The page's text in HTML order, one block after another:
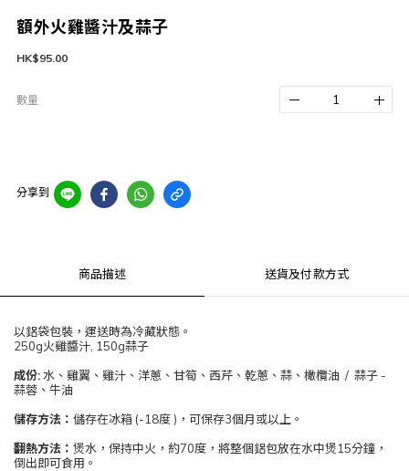
額外火雞醬汁及蒜子
HK$95.00
數量
分享到
商品描述 送貨及付款方式
以鋁袋包裝，運送時為冷藏狀態。
250g火雞醬汁, 150g蒜子
成份:水、雞翼、雞汁、洋蔥、甘筍、西芹、乾蔥、蒜、橄欖油 / 蒜子 -
蒜蓉、牛油
儲存方法： 儲存在冰箱 (-18度 )，可保存3個月或以上。
翻熱方法： 煲水，保持中火，約70度，將整個鋁包放在水中煲15分鐘，
倒出即可食用。